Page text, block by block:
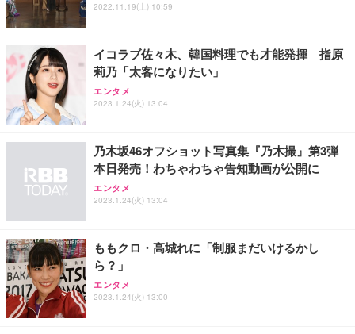
2022.11.19(土) 10:59
イコラブ佐々木、韓国料理でも才能発揮 指原
莉乃「太客になりたい」
エンタメ
2023.1.24(火) 13:04
乃木坂46オフショット写真集『乃木撮』第3弾
本日発売！わちゃわちゃ告知動画が公開に
エンタメ
2023.1.24(火) 13:04
ももクロ・高城れに「制服まだいけるかし
ら？」
エンタメ
2023.1.24(火) 13:00